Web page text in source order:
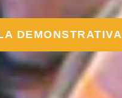
DEMONSTRATIVA